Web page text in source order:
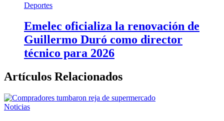
Deportes
Emelec oficializa la renovación de
Guillermo Duró como director
técnico para 2026
Artículos Relacionados
Noticias